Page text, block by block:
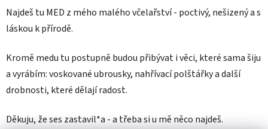
ř
k
y
J
í
ř
Najdeš tu MED z mého malého včelařství - poctivý, nešizený a s
láskou k přírodě.
Kromě medu tu postupně budou přibývat i věci, které sama šiju
a vyrábím: voskované ubrousky, nahřívací polštářky a další
drobnosti, které dělají radost.
Děkuju, že ses zastavil*a - a třeba si u mě něco najdeš.